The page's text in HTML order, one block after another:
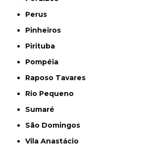
Perus
Pinheiros
Pirituba
Pompéia
Raposo Tavares
Rio Pequeno
Sumaré
São Domingos
Vila Anastácio